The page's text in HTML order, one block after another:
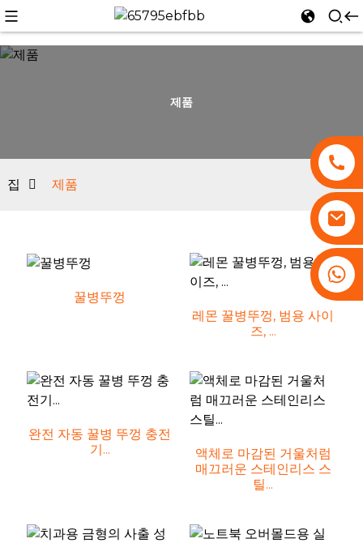
+86 13530645990
제품
집 제품
꿀병뚜껑
레몬 꿀병뚜껑, 범용 사이
즈, ...
완전 자동 꿀병 뚜껑 충전
기...
액체로 마감된 거울처럼
매끄러운 스테인리스 스
틸...